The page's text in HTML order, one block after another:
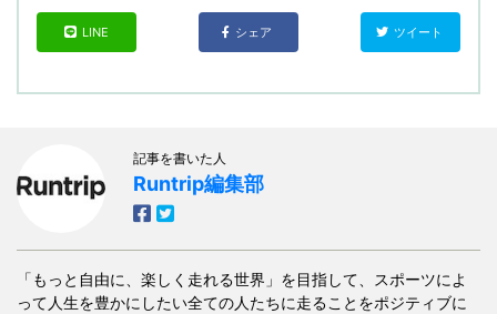
LINE シェア ツイート
記事を書いた人
Runtrip編集部
「もっと自由に、楽しく走れる世界」を目指して、スポーツによ
って人生を豊かにしたい全ての人たちに走ることをポジティブに